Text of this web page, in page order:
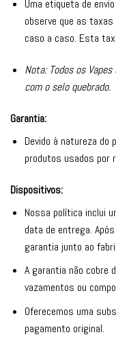
Uma etiqueta de
observe que as
caso a caso. Esta
Nota: Todos os Vapes
com o selo quebrado.
Garantia:
Devido à natureza do
produtos usados por
Dispositivos:
Nossa política inclui
data de entrega.
garantia junto ao
A garantia não cobre
vazamentos ou
Oferecemos uma
pagamento original.